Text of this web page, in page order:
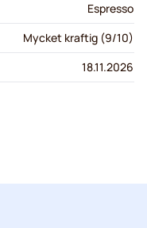
Espresso
Mycket kraftig (9/10)
18.11.2026